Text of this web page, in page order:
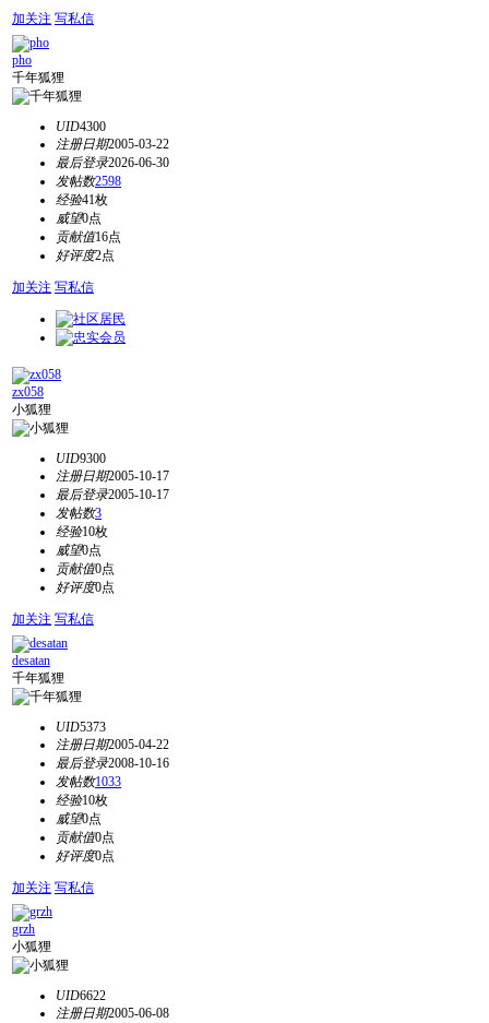
加关注 写私信
pho
千年狐狸
UID4300
注册日期2005-03-22
最后登录2026-06-30
发帖数2598
经验41枚
威望0点
贡献值16点
好评度2点
加关注 写私信
zx058
小狐狸
UID9300
注册日期2005-10-17
最后登录2005-10-17
发帖数3
经验10枚
威望0点
贡献值0点
好评度0点
加关注 写私信
desatan
千年狐狸
UID5373
注册日期2005-04-22
最后登录2008-10-16
发帖数1033
经验10枚
威望0点
贡献值0点
好评度0点
加关注 写私信
grzh
小狐狸
UID6622
注册日期2005-06-08